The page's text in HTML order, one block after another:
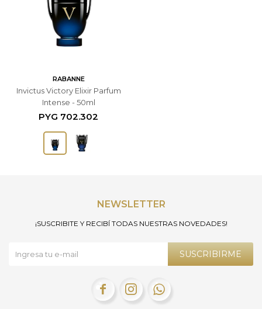
RABANNE
Invictus Victory Elixir Parfum
Intense - 50ml
PYG 702.302
NEWSLETTER
¡SUSCRIBITE Y RECIBÍ TODAS NUESTRAS NOVEDADES!
SUSCRIBIRME
  